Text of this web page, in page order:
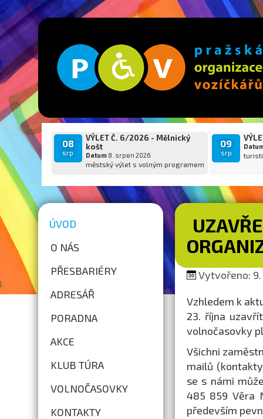
08
srp
VÝLET Č. 6/2026 - Mělnický
košt
Datum8. srpen 2026
městský výlet s volným programem
09
srp
ÚVOD
O NÁS
PŘESBARIÉRY
ADRESÁŘ
PORADNA
AKCE
KLUB TÚRA
VOLNOČASOVKY
KONTAKTY
Vytvořeno: 9.
Vzhledem k
23. října
volnočasovky
Všichni
mailů
se s námi
485 859 Věra
především